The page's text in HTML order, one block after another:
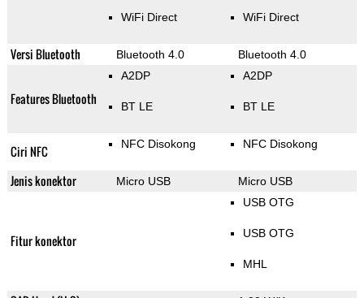
WiFi Direct WiFi Direct
Versi Bluetooth Bluetooth 4.0 Bluetooth 4.0
Features Bluetooth
A2DP
BT LE
A2DP
BT LE
Ciri NFC NFC Disokong NFC Disokong
Jenis konektor Micro USB Micro USB
Fitur konektor
USB OTG
USB OTG
MHL